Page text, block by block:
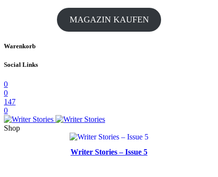
MAGAZIN KAUFEN
Warenkorb
Social Links
0
0
147
0
Shop
Writer Stories – Issue 5